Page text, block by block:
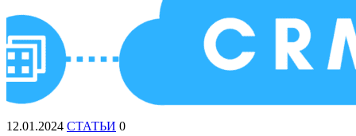
12.01.2024 СТАТЬИ 0